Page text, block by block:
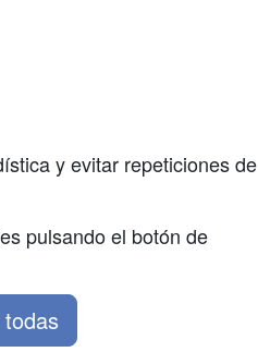
y evitar repeticiones de
pulsando el botón de